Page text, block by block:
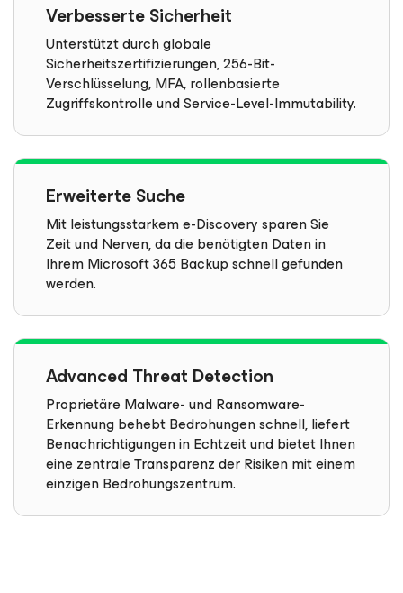
Verbesserte Sicherheit
Unterstützt durch globale
Sicherheitszertifizierungen, 256-Bit-
Verschlüsselung, MFA, rollenbasierte
Zugriffskontrolle und Service-Level-Immutability.
Erweiterte Suche
Mit leistungsstarkem e-Discovery sparen Sie
Zeit und Nerven, da die benötigten Daten in
Ihrem Microsoft 365 Backup schnell gefunden
werden.
Advanced Threat Detection
Proprietäre Malware- und Ransomware-
Erkennung behebt Bedrohungen schnell, liefert
Benachrichtigungen in Echtzeit und bietet Ihnen
eine zentrale Transparenz der Risiken mit einem
einzigen Bedrohungszentrum.